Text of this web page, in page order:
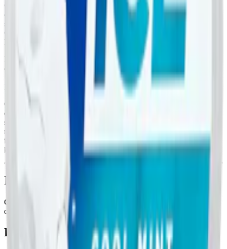
Greatest Cold Dry med 16 mg nikotin har en tydlig mintsmak med
en kylande ton. Smaken kombinerar en torr, sval mint med en lätt
stickande känsla som skiljer den från mer traditionella mintsnus.
Cold Dry finns i olika storlekar. Just denna version kommer i den
klassiska dosan med 20 prillor. Cold Dry finns också i en
Prillorna är slim, det vill säga smalare än traditionellt snus och
därmed också mer diskreta. De väger 0,7 gram styck och innehåller
11,2 mg nikotin vilket gör denna Greatest till ett starkt vitt snus.
Nikotinhalten är 1,6 %.
Greatest innehåller ingen tobak utan tillverkas istället av bland annat
cellulosa, vatten, nikotin, salt och aromämnen. Längre upp på denna
sida hittar du en komplett innehållsförteckning (inklusive e-
nummer). Smaken i Greatest Cold Dry 16 mg kombinerar en
intensiv mintton med en tydlig kylande effekt och en lätt stickande
känsla.
Information om varumärket Greatest
Greatest är ett vitt snus som hos Snuset.se finns i sex olika smaker
och styrkor hos oss på Snuset.se.
Färskt vitt snus